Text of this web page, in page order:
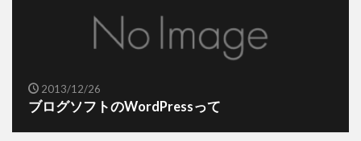
2013/12/26
ブログソフトのWordPressって